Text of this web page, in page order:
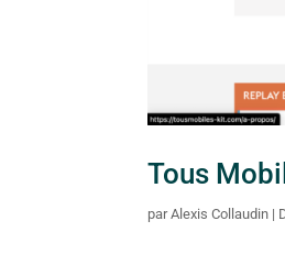
Tous
parAlexis Collaudin |